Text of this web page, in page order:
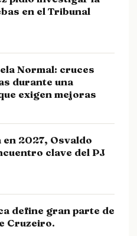
en el Tribunal
Normal: cruces
durante una
exigen mejoras
en 2027, Osvaldo
clave del PJ
define gran parte de
Cruzeiro.